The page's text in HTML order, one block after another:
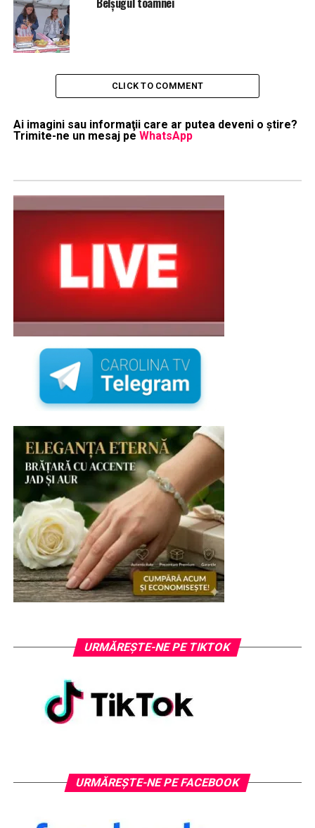
CLICK TO COMMENT
Ai imagini sau informaţii care ar putea deveni o ştire?
Trimite-ne un mesaj pe WhatsApp
URMĂREȘTE-NE PE TIKTOK
URMĂREȘTE-NE PE FACEBOOK